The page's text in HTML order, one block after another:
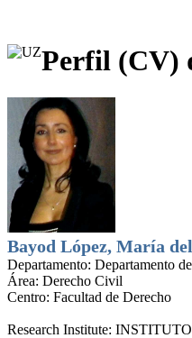
Perfil (CV)
Bayod López, María
Departamento: Departamento
Área: Derecho Civil
Centro: Facultad de Derecho
Research Institute: